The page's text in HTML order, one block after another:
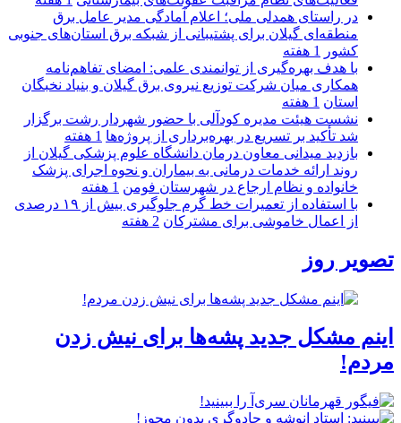
در راستای همدلی ملی؛ اعلام آمادگی مدیر عامل برق
منطقه‌ای گیلان برای پشتیبانی از شبكه برق استان‌های جنوبی
كشور
1 هفته
با هدف بهره‌گیری از توانمندی علمی: امضای تفاهم‌نامه
همكاری میان شركت توزیع نیروی برق گیلان و بنیاد نخبگان
استان 1 هفته
نشست هیئت مدیره کودآلی با حضور شهردار رشت برگزار
شد تأکید بر تسریع در بهره‌برداری از پروژه‌ها 1 هفته
بازدید میدانی معاون درمان دانشگاه علوم پزشکی گیلان از
روند ارائه خدمات درمانی به بیماران و نحوه اجرای پزشک
خانواده و نظام ارجاع در شهرستان فومن 1 هفته
با استفاده از تعمیرات خط گرم جلوگیری بیش از ۱۹ درصدی
از اعمال خاموشی برای مشتركان 2 هفته
تصویر روز
اینم مشکل جدید پشه‌ها برای نیش زدن
مردم!